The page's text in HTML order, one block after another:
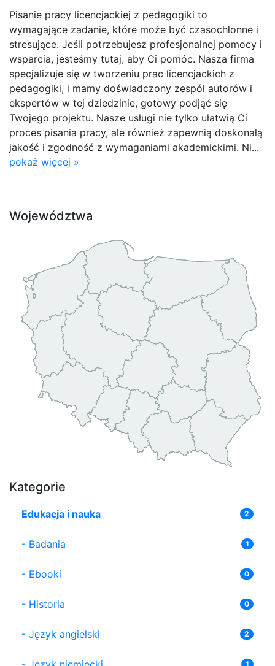
Pisanie pracy licencjackiej z pedagogiki to
wymagające zadanie, które może być czasochłonne i
stresujące. Jeśli potrzebujesz profesjonalnej pomocy i
wsparcia, jesteśmy tutaj, aby Ci pomóc. Nasza firma
specjalizuje się w tworzeniu prac licencjackich z
pedagogiki, i mamy doświadczony zespół autorów i
ekspertów w tej dziedzinie, gotowy podjąć się
Twojego projektu. Nasze usługi nie tylko ułatwią Ci
proces pisania pracy, ale również zapewnią doskonałą
jakość i zgodność z wymaganiami akademickimi. Ni...
pokaż więcej »
Województwa
Kategorie
Edukacja i nauka 2
- Badania 1
- Ebooki 0
- Historia 0
- Język angielski 2
1